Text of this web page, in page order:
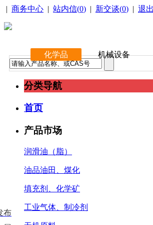
| 商务中心 | 站内信(0) | 新交谈(0) | 退
化学品 机械设备
分类导航
首页
产品市场
润滑油（脂）
油品油田、煤化
填充剂、化学矿
工业气体、制冷剂
布